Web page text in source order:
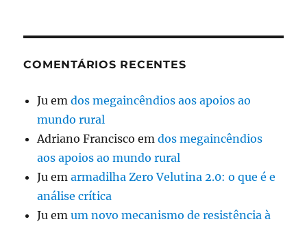
COMENTÁRIOS RECENTES
Ju emdos megaincêndios aos apoios ao
mundo rural
Adriano Francisco emdos megaincêndios
aos apoios ao mundo rural
Ju emarmadilha Zero Velutina 2.0: o que é e
análise crítica
Ju emum novo mecanismo de resistência à